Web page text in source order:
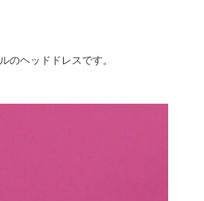
のヘッドドレスです。